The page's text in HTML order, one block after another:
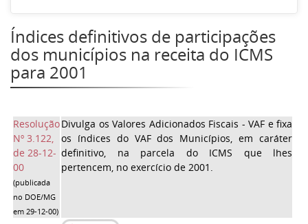
Índices definitivos de participações
dos municípios na receita do ICMS
para 2001
Resolução
Nº 3.122,
de 28-12-
00
(publicada
no DOE/MG
em 29-12-00)
Divulga os Valores Adicionados Fiscais - VAF e fixa
os índices do VAF dos Municípios, em caráter
definitivo, na parcela do ICMS que lhes
pertencem, no exercício de 2001.